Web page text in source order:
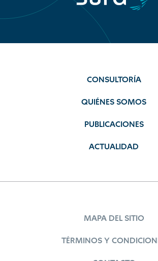
CONSULTORÍA
QUIÉNES SOMOS
PUBLICACIONES
ACTUALIDAD
MAPA DEL SITIO
TÉRMINOS Y